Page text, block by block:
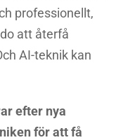
professionellt,
att återfå
AI-teknik kan
efter nya
för att få